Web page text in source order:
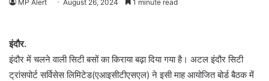
MP Alert August 26, 2024 1 minute read
इंदौर.
इंदौर में चलने वाली सिटी बसों का किराया बढ़ा दिया गया है। अटल इंदौर सिटी
ट्रांसपोर्ट सर्विसेस लिमिटेड(एआइसीटीएसएल) ने इसी माह आयोजित बोर्ड बैठक में